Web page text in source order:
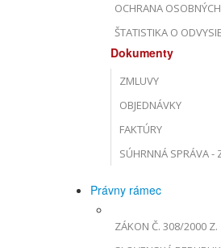
OCHRANA
ŠTATISTIKA O
Dokumenty
ZMLUVY
OBJEDNÁVKY
FAKTÚRY
SÚHRNNÁ SPRÁVA -
Právny rámec
ZÁKON Č. 308/2000 Z.